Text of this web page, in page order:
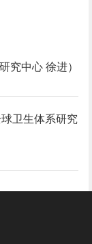
中心 徐进）
卫生体系研究